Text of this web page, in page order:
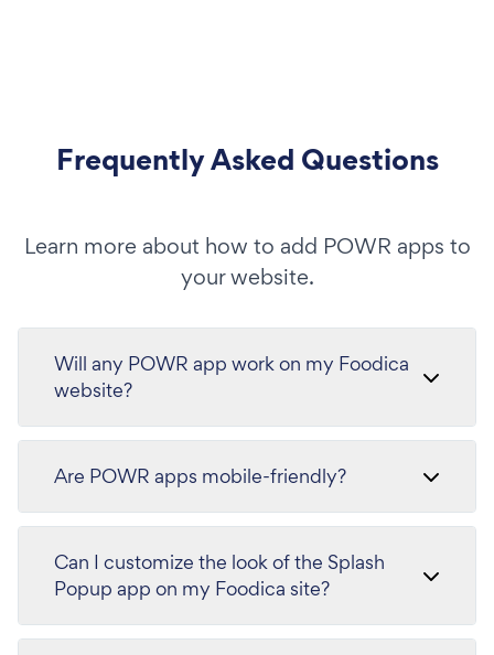
Frequently Asked Questions
Learn more about how to add POWR apps to
your website.
Will any POWR app work on my Foodica
website?
Are POWR apps mobile-friendly?
Can I customize the look of the Splash
Popup app on my Foodica site?